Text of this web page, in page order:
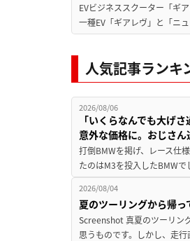
EVビジネススクーター「ギ
一種EV「ギアレヴ」と「ニ
人気記事ランキ
2026/08/06
「いくらなんでも大げ
意外な価格に。おじさ
打倒BMWを掲げ、レース仕
たのはM3を投入したBMW
2026/08/04
夏のツーリングから帰
Screenshot 真夏のツーリン
思うものです。しかし、走